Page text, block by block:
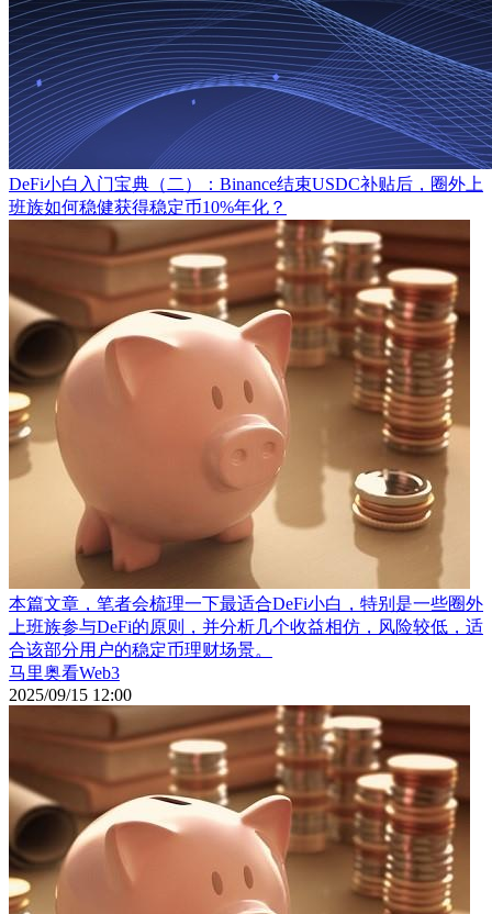
DeFi小白入门宝典（二）：Binance结束USDC补贴后，圈外上
班族如何稳健获得稳定币10%年化？
本篇文章，笔者会梳理一下最适合DeFi小白，特别是一些圈外
上班族参与DeFi的原则，并分析几个收益相仿，风险较低，适
合该部分用户的稳定币理财场景。
马里奥看Web3
2025/09/15 12:00